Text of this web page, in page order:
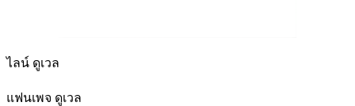
ไลน์ ดูเวล
แฟนเพจ ดูเวล